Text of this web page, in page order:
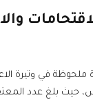
في وتيرة